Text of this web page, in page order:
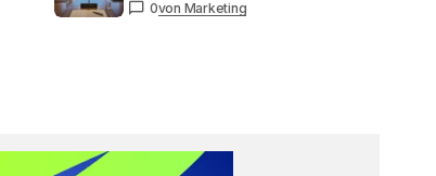
0von Marketing